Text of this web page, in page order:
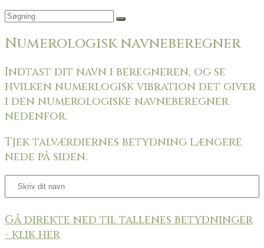
Numerologisk navneberegner
Indtast dit navn i beregneren, og se
hvilken numerlogisk vibration det giver
i den numerologiske navneberegner
nedenfor.
Tjek talværdiernes betydning længere
nede på siden.
Gå direkte ned til tallenes betydninger
- klik her